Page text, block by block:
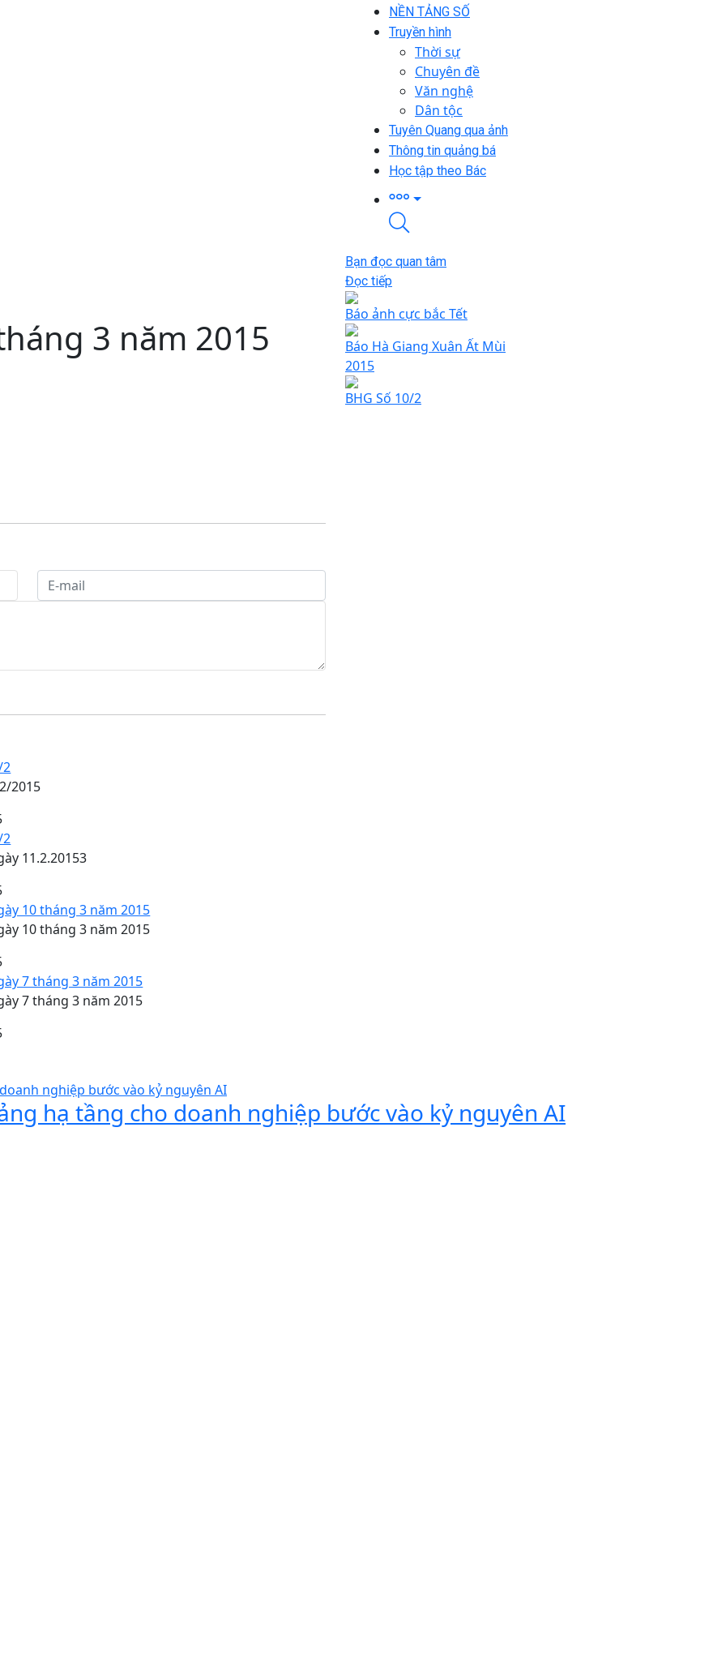
NỀN TẢNG SỐ
Truyền hình
Thời sự
Chuyên đề
Văn nghệ
Dân tộc
Tuyên Quang qua ảnh
Thông tin quảng bá
Học tập theo Bác
3 năm 2015
2
2015
2
11.2.20153
10 tháng 3 năm 2015
10 tháng 3 năm 2015
7 tháng 3 năm 2015
7 tháng 3 năm 2015
Bạn đọc quan tâm
Đọc tiếp
Báo ảnh cực bắc Tết
Báo Hà Giang Xuân Ất Mùi
2015
BHG Số 10/2
hạ tầng cho doanh nghiệp bước vào kỷ nguyên AI